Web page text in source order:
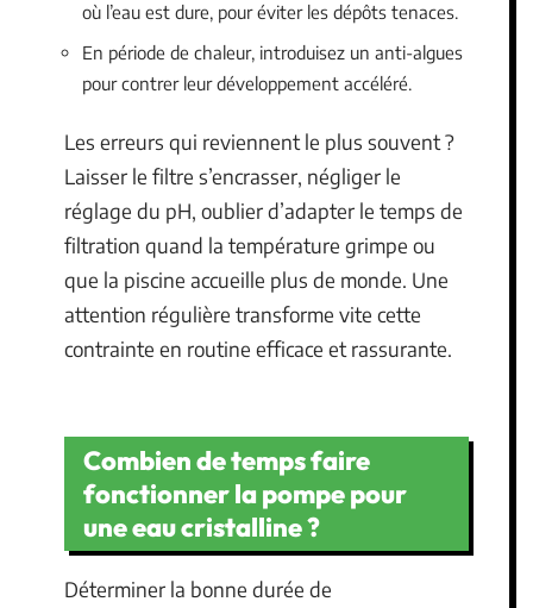
où l’eau est dure, pour éviter les dépôts tenaces.
En période de chaleur, introduisez un anti-algues
pour contrer leur développement accéléré.
Les erreurs qui reviennent le plus souvent ?
Laisser le filtre s’encrasser, négliger le
réglage du pH, oublier d’adapter le temps de
filtration quand la température grimpe ou
que la piscine accueille plus de monde. Une
attention régulière transforme vite cette
contrainte en routine efficace et rassurante.
Combien de temps faire
fonctionner la pompe pour
une eau cristalline ?
Déterminer la bonne durée de